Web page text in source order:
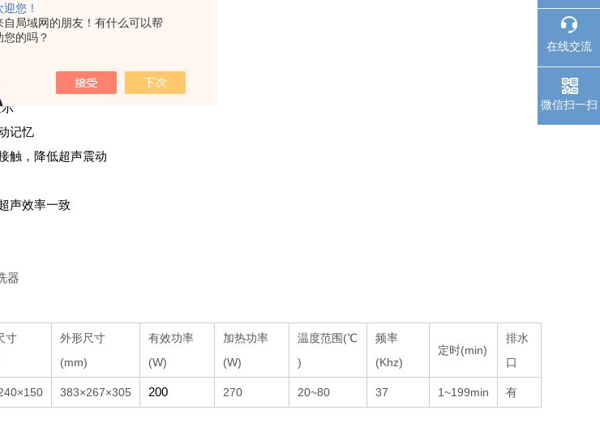
迎您！
自局域网的朋友！有什么可以帮
您的吗？
涂层，符合实验室清洁防腐要求
记忆
触，降低超声震动
声效率一致
寸
外形尺寸
(mm)
有效功率
(W)
加热功率
(W)
温度范围(℃
)
频率
(Khz)
定时(min)
排水
口
383×267×305 200 270 20~80 37 1~199min 有
在线交流
微信扫一扫